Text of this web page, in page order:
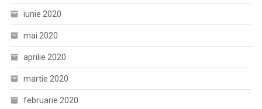
iunie 2020
mai 2020
aprilie 2020
martie 2020
februarie 2020